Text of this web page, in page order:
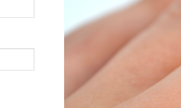
40 + 4 cm
Perle d'acqua dolce barocche
5 mm